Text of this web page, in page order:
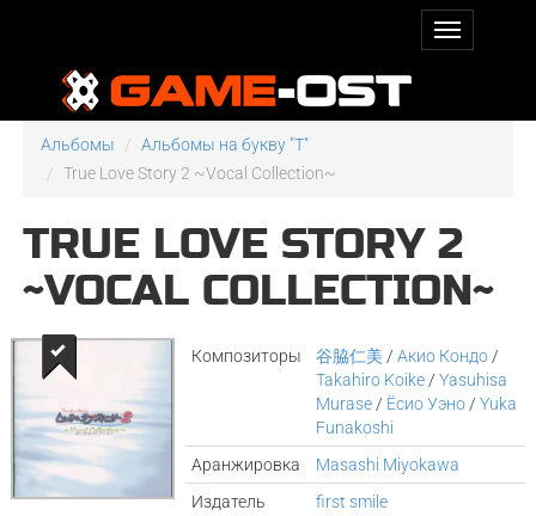
Альбомы
Альбомы на букву "T"
True Love Story 2 ~Vocal Collection~
TRUE LOVE STORY 2
~VOCAL COLLECTION~
Композиторы 谷脇仁美 /Акио Кондо /
Takahiro Koike /Yasuhisa
Murase / Ёсио Уэно /Yuka
Funakoshi
Аранжировка
Masashi Miyokawa
Издатель
first smile